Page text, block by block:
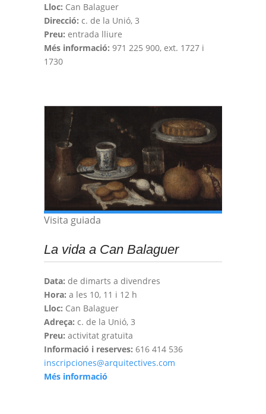
Lloc: Can Balaguer
Direcció: c. de la Unió, 3
Preu: entrada lliure
Més informació: 971 225 900, ext. 1727 i
1730
Visita guiada
La vida a Can Balaguer
Data: de dimarts a divendres
Hora: a les 10, 11 i 12 h
Lloc: Can Balaguer
Adreça: c. de la Unió, 3
Preu: activitat gratuïta
Informació i reserves: 616 414 536
inscripciones@arquitectives.com
Més informació